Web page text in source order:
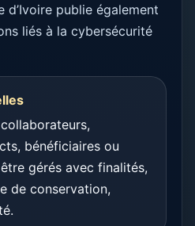
d’Ivoire publie également
liés à la cybersécurité
bénéficiaires ou
gérés avec finalités,
de conservation,